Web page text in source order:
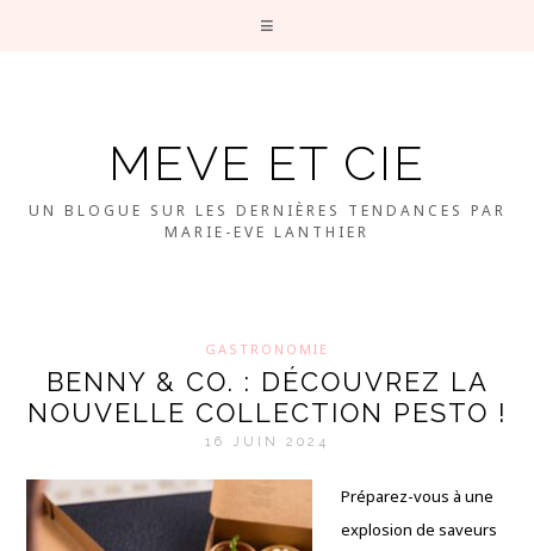
MEVE ET CIE
UN BLOGUE SUR LES DERNIÈRES TENDANCES PAR
MARIE-EVE LANTHIER
GASTRONOMIE
BENNY & CO. : DÉCOUVREZ LA
NOUVELLE COLLECTION PESTO !
16 JUIN 2024
Préparez-vous à une
explosion de saveurs